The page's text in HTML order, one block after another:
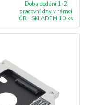
Doba dodání 1-2
pracovní dny v rámci
ČR , SKLADEM 10 ks